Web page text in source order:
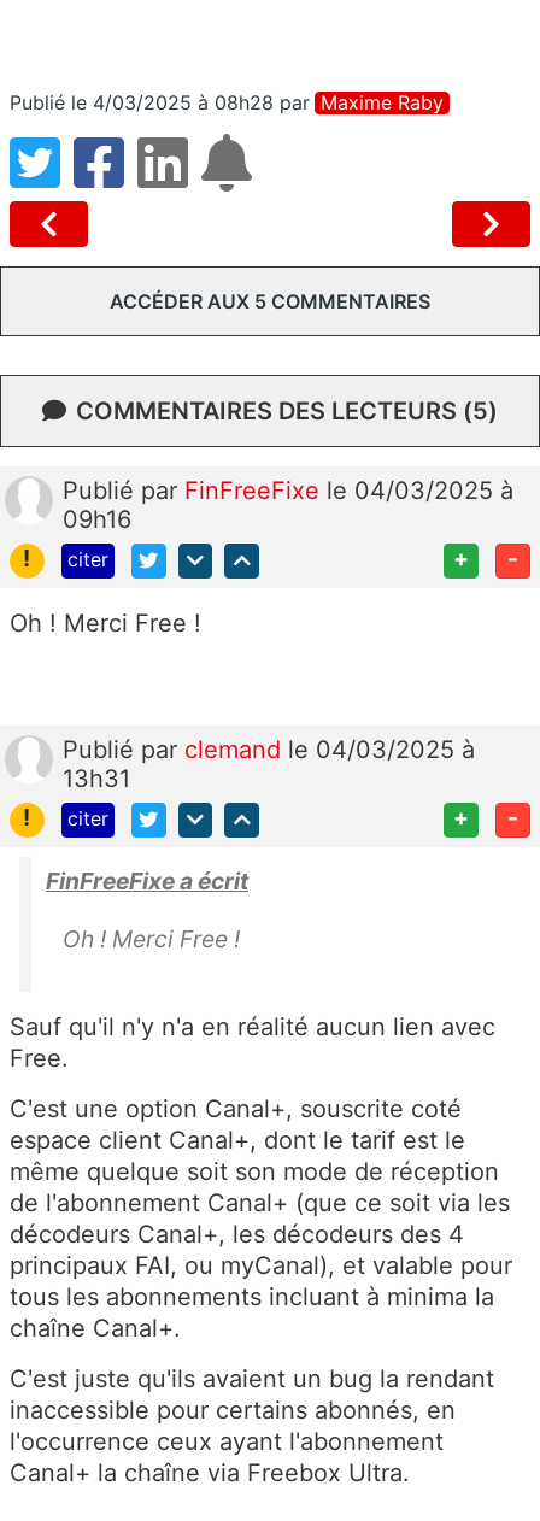
Publié le 4/03/2025 à 08h28 par Maxime Raby
ACCÉDER AUX 5 COMMENTAIRES
COMMENTAIRES DES LECTEURS (5)
Publié par FinFreeFixe le 04/03/2025 à
09h16
!
citer + -
Oh ! Merci Free !
Publié par clemand le 04/03/2025 à
13h31
!
citer + -
FinFreeFixe a écrit
Oh ! Merci Free !
Sauf qu'il n'y n'a en réalité aucun lien avec
Free.
C'est une option Canal+, souscrite coté
espace client Canal+, dont le tarif est le
même quelque soit son mode de réception
de l'abonnement Canal+ (que ce soit via les
décodeurs Canal+, les décodeurs des 4
principaux FAI, ou myCanal), et valable pour
tous les abonnements incluant à minima la
chaîne Canal+.
C'est juste qu'ils avaient un bug la rendant
inaccessible pour certains abonnés, en
l'occurrence ceux ayant l'abonnement
Canal+ la chaîne via Freebox Ultra.